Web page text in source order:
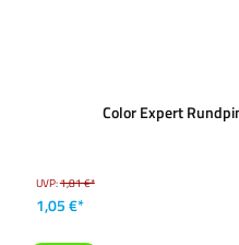
Color Expert
UVP:1,81 €*
1,05 €*